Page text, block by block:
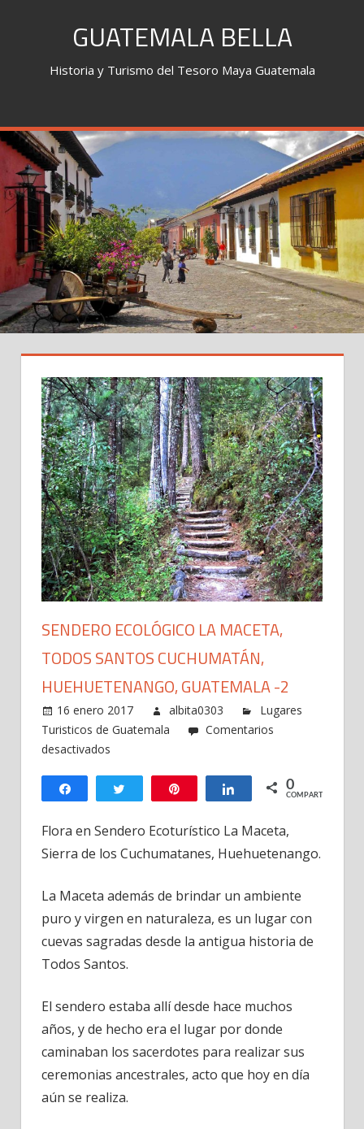
GUATEMALA BELLA
Historia y Turismo del Tesoro Maya Guatemala
SENDERO ECOLÓGICO LA MACETA,
TODOS SANTOS CUCHUMATÁN,
HUEHUETENANGO, GUATEMALA -2
16 enero 2017 albita0303
Lugares
Turisticos de Guatemala
Comentarios
desactivados
Ecológico
La
Maceta,
Todos
Huehuetenango,
Guatemala
-2
Compartir Twittear Compartir
0
COMPARTIR
Flora en Sendero Ecoturístico La Maceta,
Sierra de los Cuchumatanes, Huehuetenango.
La Maceta además de brindar un ambiente
puro y virgen en naturaleza, es un lugar con
cuevas sagradas desde la antigua historia de
Todos Santos.
El sendero estaba allí desde hace muchos
años, y de hecho era el lugar por donde
caminaban los sacerdotes para realizar sus
ceremonias ancestrales, acto que hoy en día
aún se realiza.